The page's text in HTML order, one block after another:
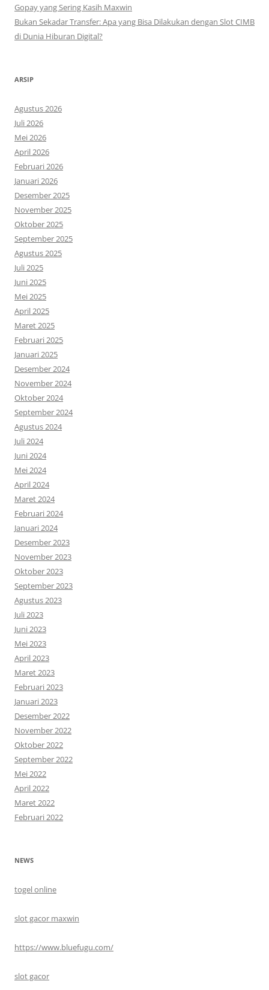
Gopay yang Sering Kasih Maxwin
Bukan Sekadar Transfer: Apa yang Bisa Dilakukan dengan Slot CIMB
di Dunia Hiburan Digital?
ARSIP
Agustus 2026
Juli 2026
Mei 2026
April 2026
Februari 2026
Januari 2026
Desember 2025
November 2025
Oktober 2025
September 2025
Agustus 2025
Juli 2025
Juni 2025
Mei 2025
April 2025
Maret 2025
Februari 2025
Januari 2025
Desember 2024
November 2024
Oktober 2024
September 2024
Agustus 2024
Juli 2024
Juni 2024
Mei 2024
April 2024
Maret 2024
Februari 2024
Januari 2024
Desember 2023
November 2023
Oktober 2023
September 2023
Agustus 2023
Juli 2023
Juni 2023
Mei 2023
April 2023
Maret 2023
Februari 2023
Januari 2023
Desember 2022
November 2022
Oktober 2022
September 2022
Mei 2022
April 2022
Maret 2022
Februari 2022
NEWS
togel online
slot gacor maxwin
https://www.bluefugu.com/
slot gacor